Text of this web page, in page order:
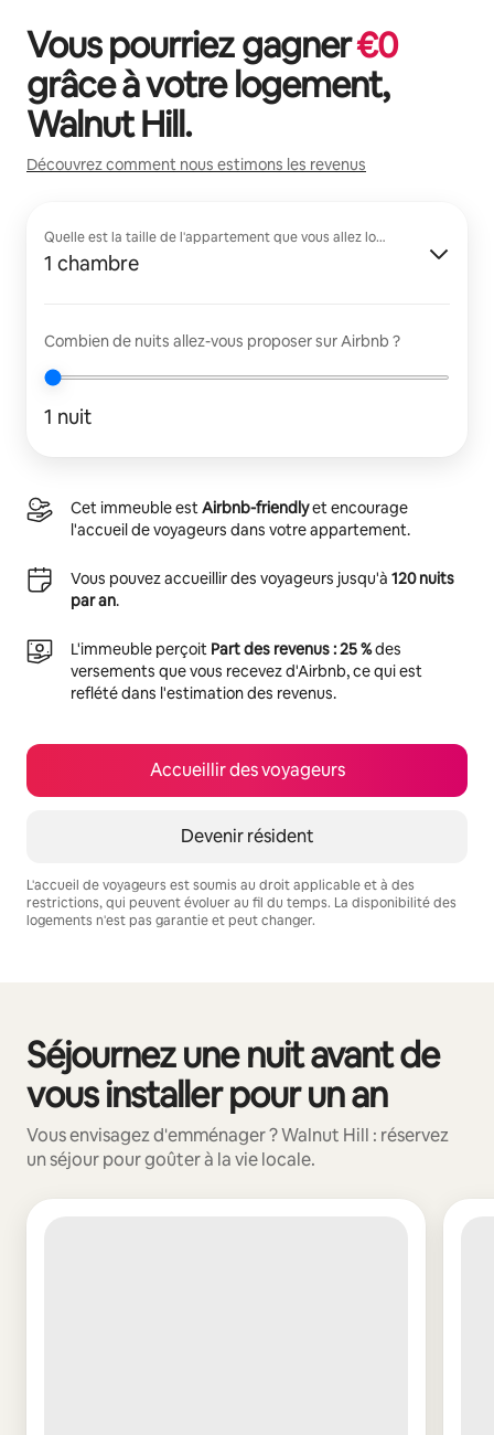
Vous pourriez gagner€0
grâce à votre logement,
Walnut Hill.
Découvrez comment nous estimons les revenus
Quelle est la taille de l'appartement que vous allez louer ?
1 chambre
Combien de nuits allez-vous proposer sur Airbnb ?
1 nuit
Cet immeuble estAirbnb-friendlyet encourage
l'accueil de voyageurs dans votre appartement.
Vous pouvez accueillir des voyageurs jusqu'à 120 nuits
par an.
L'immeuble perçoit Part des revenus : 25 %des
versements que vous recevez d'Airbnb, ce qui est
reflété dans l'estimation des revenus.
Accueillir des voyageurs
Devenir résident
L'accueil de voyageurs est soumis au droit applicable et à des
restrictions, qui peuvent évoluer au fil du temps. La disponibilité des
logements n'est pas garantie et peut changer.
Séjournez une nuit avant de
vous installer pour un an
Vous envisagez d'emménager ? Walnut Hill : réservez
un séjour pour goûter à la vie locale.
0 sur 0 élément visible